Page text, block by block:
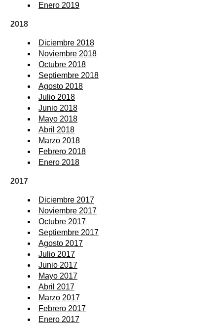
Enero 2019
2018
Diciembre 2018
Noviembre 2018
Octubre 2018
Septiembre 2018
Agosto 2018
Julio 2018
Junio 2018
Mayo 2018
Abril 2018
Marzo 2018
Febrero 2018
Enero 2018
2017
Diciembre 2017
Noviembre 2017
Octubre 2017
Septiembre 2017
Agosto 2017
Julio 2017
Junio 2017
Mayo 2017
Abril 2017
Marzo 2017
Febrero 2017
Enero 2017